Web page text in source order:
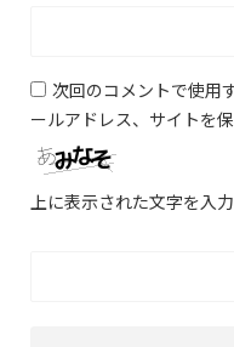
次回のコメントで使用
ールアドレス、サイトを保
上に表示された文字を入力